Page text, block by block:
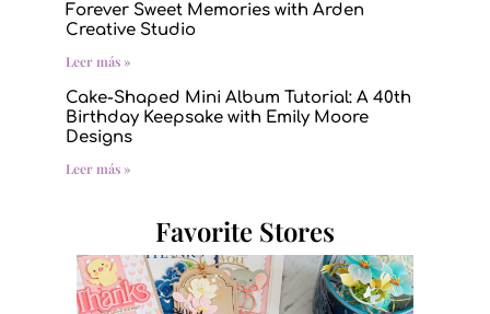
Forever Sweet Memories with Arden
Creative Studio
Leer más »
Cake-Shaped Mini Album Tutorial: A 40th
Birthday Keepsake with Emily Moore
Designs
Leer más »
Favorite Stores